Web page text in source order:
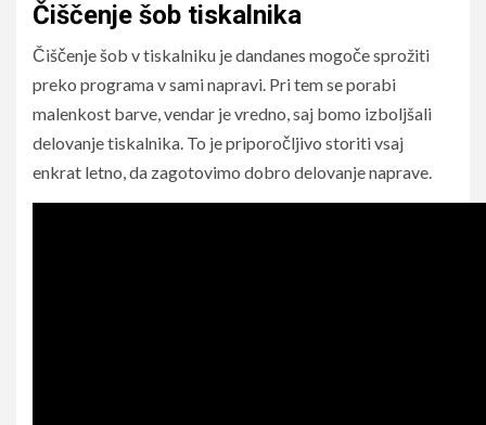
Čiščenje šob tiskalnika
Čiščenje šob v tiskalniku je dandanes mogoče sprožiti
preko programa v sami napravi. Pri tem se porabi
malenkost barve, vendar je vredno, saj bomo izboljšali
delovanje tiskalnika. To je priporočljivo storiti vsaj
enkrat letno, da zagotovimo dobro delovanje naprave.